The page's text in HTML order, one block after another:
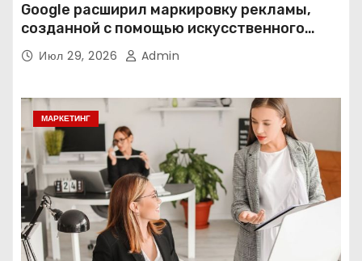
Google расширил маркировку рекламы,
созданной с помощью искусственного
интеллекта
Июл 29, 2026 Admin
МАРКЕТИНГ